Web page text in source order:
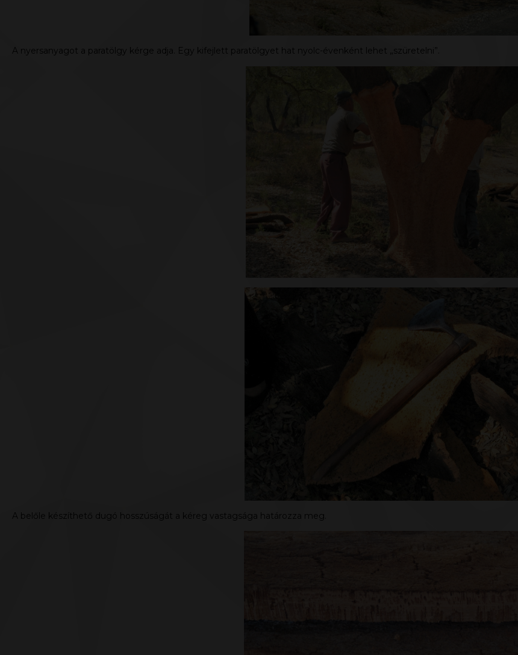
A nyersanyagot a paratölgy kérge adja. Egy kifejlett paratölgyet hat nyolc-évenként lehet „szüretelni”.
A belőle készíthető dugó hosszúságát a kéreg vastagsága határozza meg.